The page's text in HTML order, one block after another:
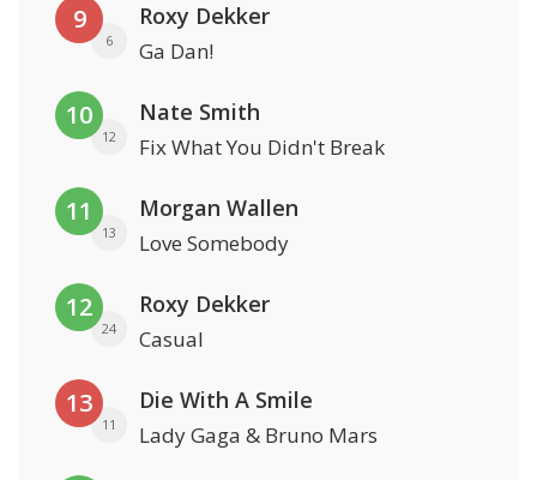
9
6
Roxy Dekker
Ga Dan!
10
12
Nate Smith
Fix What You Didn't Break
11
13
Morgan Wallen
Love Somebody
12
24
Roxy Dekker
Casual
13
11
Die With A Smile
Lady Gaga & Bruno Mars